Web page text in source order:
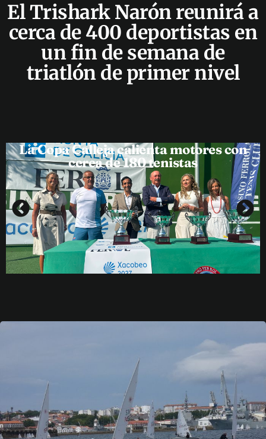
El Trishark Narón reunirá a
cerca de 400 deportistas en
un fin de semana de
triatlón de primer nivel
La Copa Calleja calienta motores con
cerca de 180 tenistas